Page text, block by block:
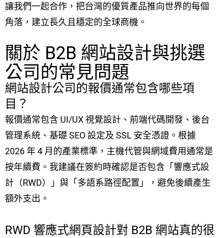
讓我們一起合作，把台灣的優質產品推向世界的每個
角落，建立長久且穩定的全球商機。
關於 B2B 網站設計與挑選
公司的常見問題
網站設計公司的報價通常包含哪些項
目？
報價通常包含 UI/UX 視覺設計、前端代碼開發、後台
管理系統、基礎 SEO 設定及 SSL 安全憑證。根據
2026 年 4 月的產業標準，主機代管與網域費用通常是
按年續費。我建議在簽約時確認是否包含「響應式設
計（RWD）」與「多語系路徑配置」，避免後續產生
額外支出。
RWD 響應式網頁設計對 B2B 網站真的很